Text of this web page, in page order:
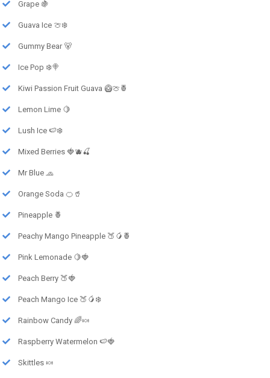
Grape 🍇
Guava Ice 🍈❄️
Gummy Bear 🐻
Ice Pop ❄️🍭
Kiwi Passion Fruit Guava 🥝🍈🍍
Lemon Lime 🍋
Lush Ice 🍉❄️
Mixed Berries 🍓🫐🍒
Mr Blue 🧢
Orange Soda 🍊🥤
Pineapple 🍍
Peachy Mango Pineapple 🍑🥭🍍
Pink Lemonade 🍋🍓
Peach Berry 🍑🍓
Peach Mango Ice 🍑🥭❄️
Rainbow Candy 🌈🍬
Raspberry Watermelon 🍉🍓
Skittles 🍬